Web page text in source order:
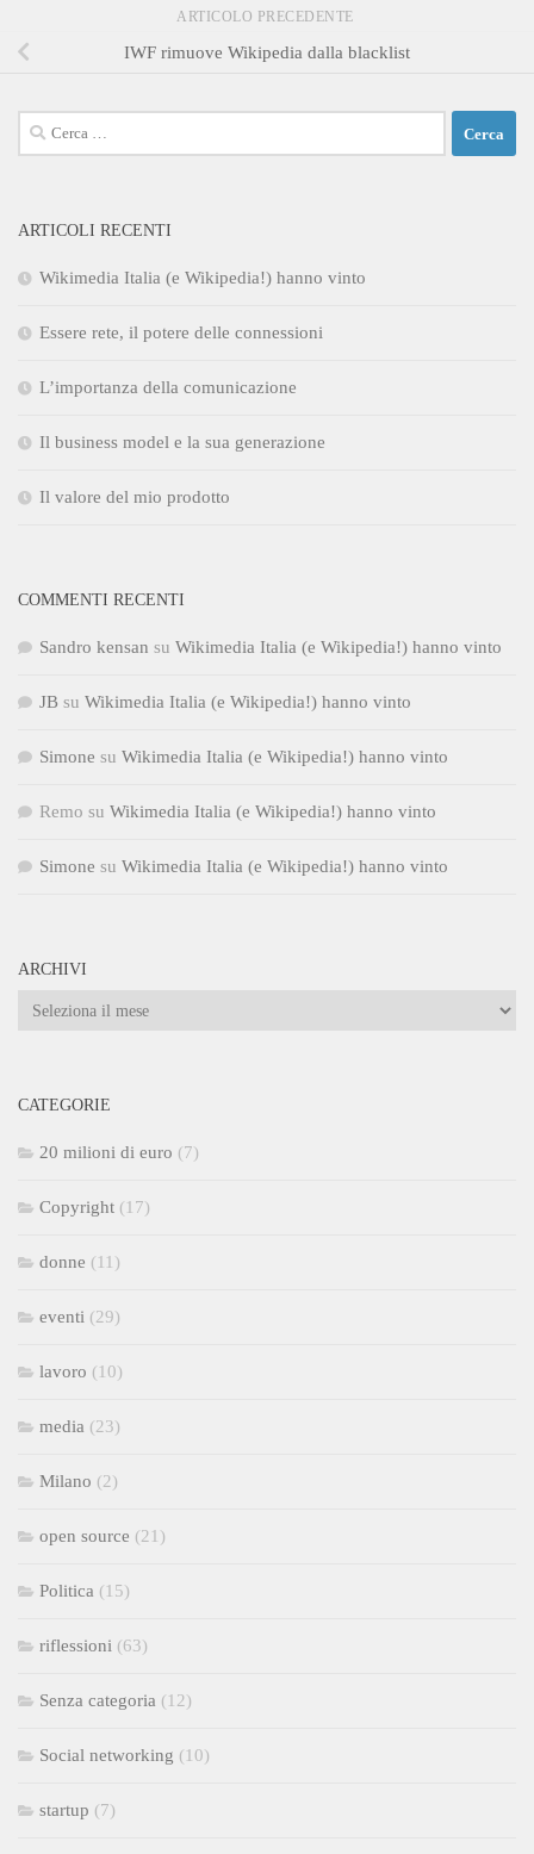
ARTICOLO PRECEDENTE
IWF rimuove Wikipedia dalla blacklist
Ricerca
per:
ARTICOLI RECENTI
Wikimedia Italia (e Wikipedia!) hanno vinto
Essere rete, il potere delle connessioni
L’importanza della comunicazione
Il business model e la sua generazione
Il valore del mio prodotto
COMMENTI RECENTI
Sandro kensan su Wikimedia Italia (e Wikipedia!) hanno vinto
JB su Wikimedia Italia (e Wikipedia!) hanno vinto
Simone su Wikimedia Italia (e Wikipedia!) hanno vinto
Remo su Wikimedia Italia (e Wikipedia!) hanno vinto
Simone su Wikimedia Italia (e Wikipedia!) hanno vinto
ARCHIVI
Archivi
CATEGORIE
20 milioni di euro (7)
Copyright (17)
donne (11)
eventi (29)
lavoro (10)
media (23)
Milano (2)
open source (21)
Politica (15)
riflessioni (63)
Senza categoria (12)
Social networking (10)
startup (7)